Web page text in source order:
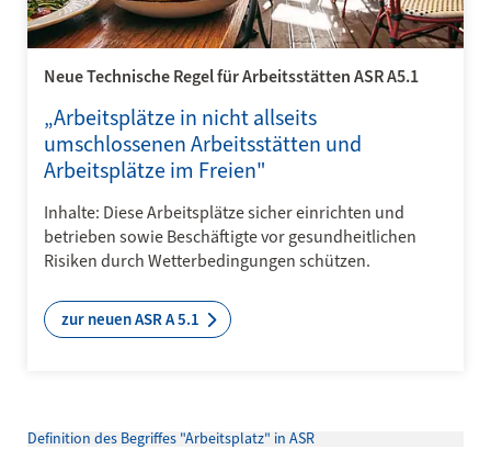
Neue Technische Regel für Arbeitsstätten ASR A5.1
„Arbeitsplätze in nicht allseits
umschlossenen Arbeitsstätten und
Arbeitsplätze im Freien"
Inhalte: Diese Arbeitsplätze sicher einrichten und
betrieben sowie Beschäftigte vor gesundheitlichen
Risiken durch Wetterbedingungen schützen.
zur neuen ASR A 5.1
Definition des Begriffes "Arbeitsplatz" in ASR